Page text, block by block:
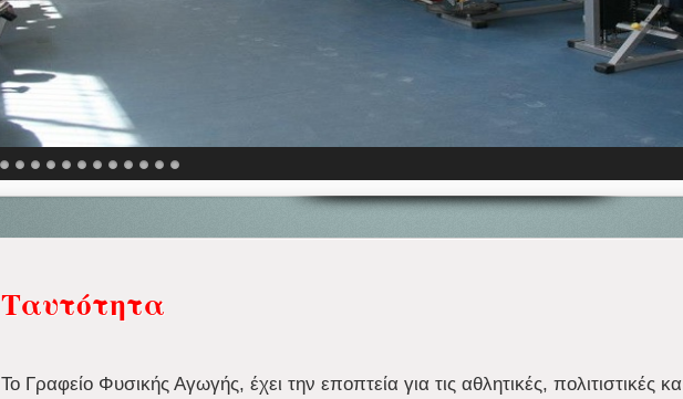
Ταυτότητα
Το Γραφείο Φυσικής Αγωγής, έχει την εποπτεία για τις αθλητικές, πολιτιστικές